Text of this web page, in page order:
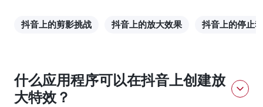
抖音上的剪影挑战 抖音上的放大效果 抖音上的停止
什么应用程序可以在抖音上创建放
大特效？